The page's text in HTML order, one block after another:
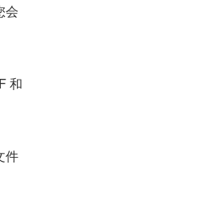
会
和
件